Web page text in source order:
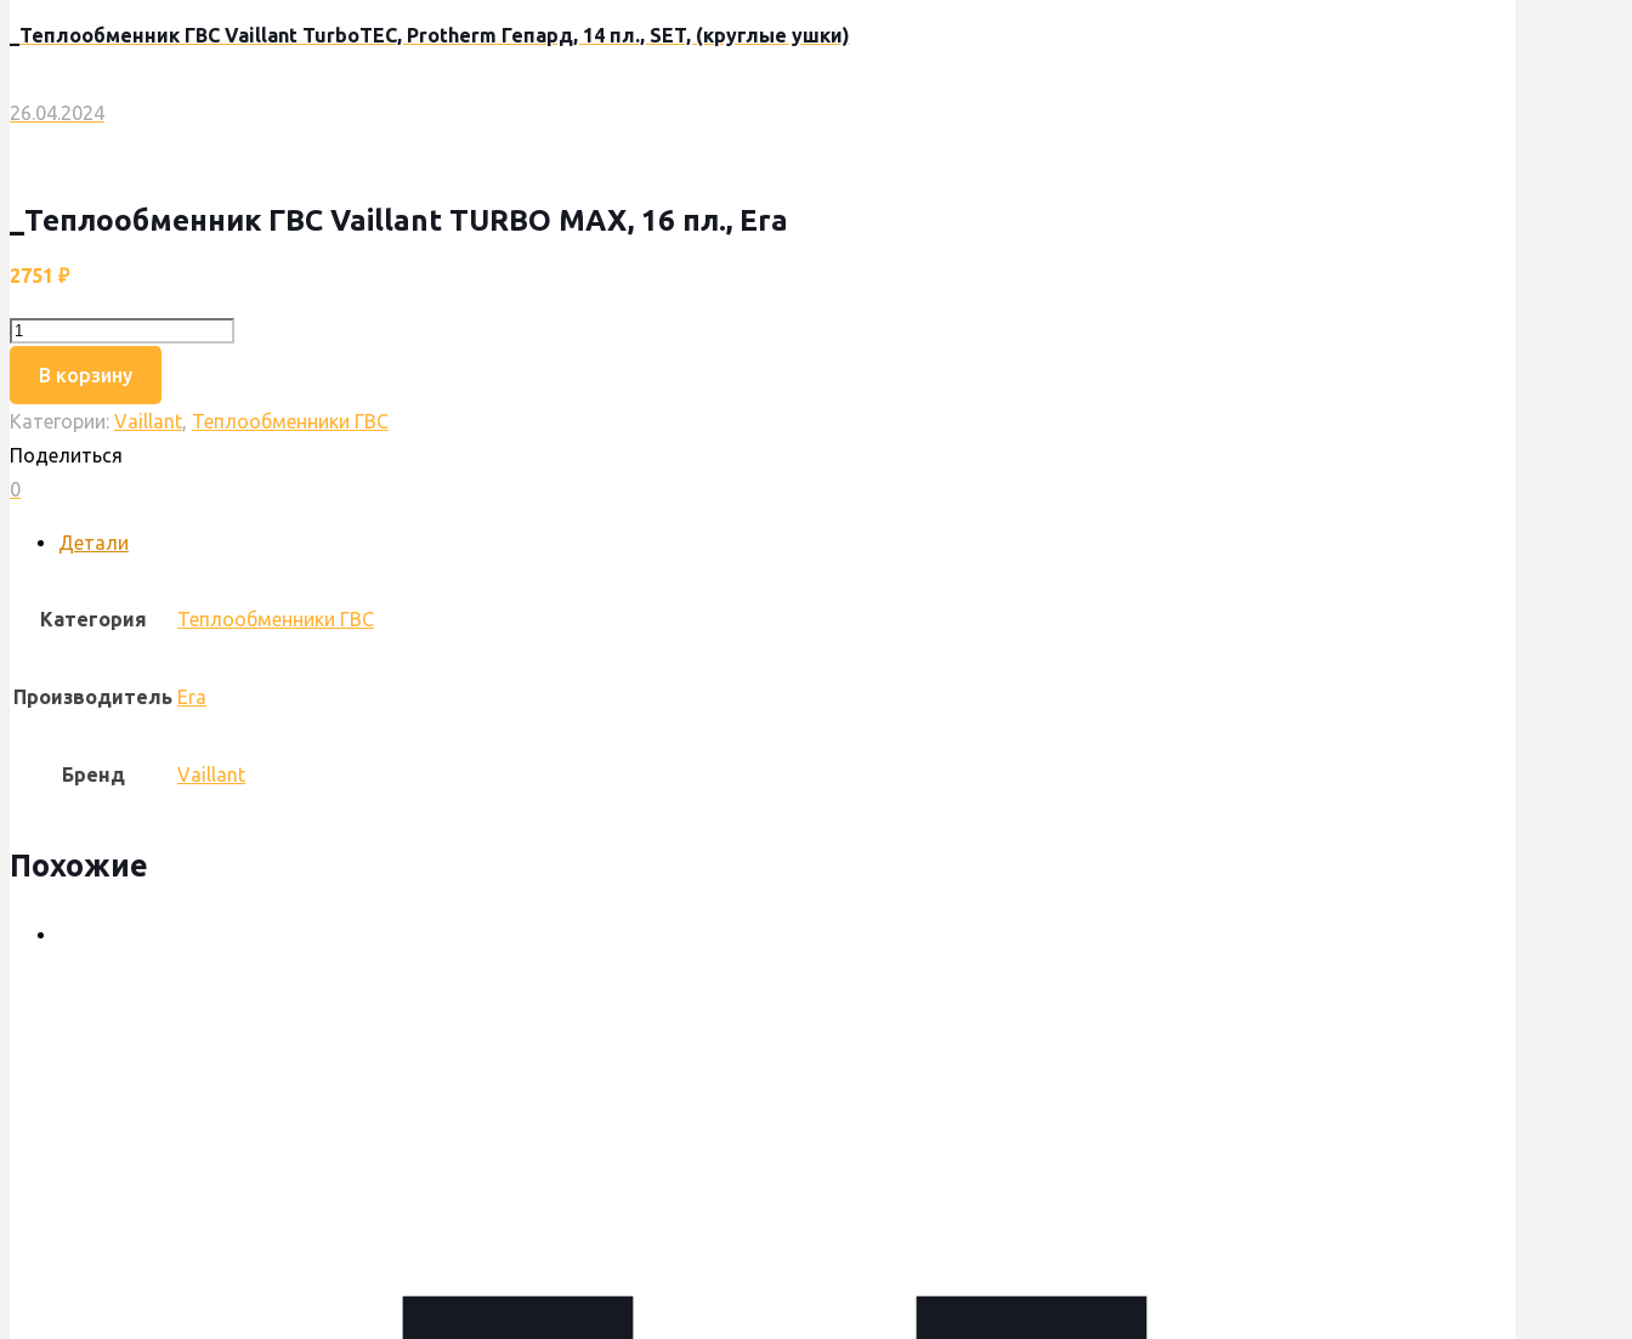
_Теплообменник ГВС Vaillant TurboTEC, Protherm Гепард, 14 пл., SET, (круглые ушки)
26.04.2024
_Теплообменник ГВС Vaillant TURBO MAX, 16 пл., Era
2751 ₽
Количество
_Теплообменник
ГВС
Vaillant
TURBO
В корзину
Категории: Vaillant, Теплообменники ГВС
Поделиться
0
Детали
Категория Теплообменники ГВС
Производитель Era
Бренд Vaillant
Похожие